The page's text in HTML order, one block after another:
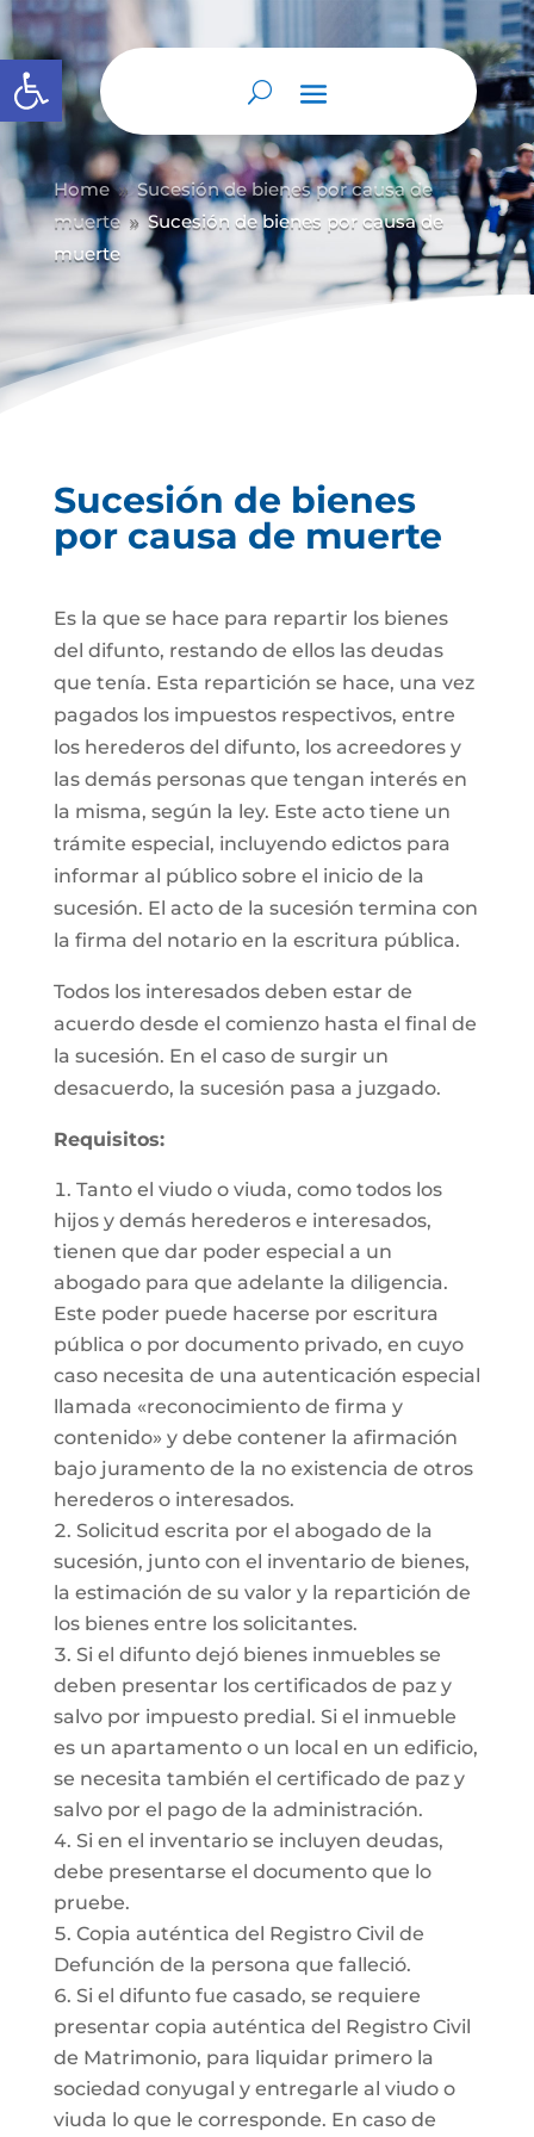
Abrir barra de herramientas
Home 9 Sucesión de bienes por causa de
muerte 9 Sucesión de bienes por causa de
muerte
Sucesión de bienes
por causa de muerte
Es la que se hace para repartir los bienes
del difunto, restando de ellos las deudas
que tenía. Esta repartición se hace, una vez
pagados los impuestos respectivos, entre
los herederos del difunto, los acreedores y
las demás personas que tengan interés en
la misma, según la ley. Este acto tiene un
trámite especial, incluyendo edictos para
informar al público sobre el inicio de la
sucesión. El acto de la sucesión termina con
la firma del notario en la escritura pública.
Todos los interesados deben estar de
acuerdo desde el comienzo hasta el final de
la sucesión. En el caso de surgir un
desacuerdo, la sucesión pasa a juzgado.
Requisitos:
Tanto el viudo o viuda, como todos los
hijos y demás herederos e interesados,
tienen que dar poder especial a un
abogado para que adelante la diligencia.
Este poder puede hacerse por escritura
pública o por documento privado, en cuyo
caso necesita de una autenticación especial
llamada «reconocimiento de firma y
contenido» y debe contener la afirmación
bajo juramento de la no existencia de otros
herederos o interesados.
Solicitud escrita por el abogado de la
sucesión, junto con el inventario de bienes,
la estimación de su valor y la repartición de
los bienes entre los solicitantes.
Si el difunto dejó bienes inmuebles se
deben presentar los certificados de paz y
salvo por impuesto predial. Si el inmueble
es un apartamento o un local en un edificio,
se necesita también el certificado de paz y
salvo por el pago de la administración.
Si en el inventario se incluyen deudas,
debe presentarse el documento que lo
pruebe.
Copia auténtica del Registro Civil de
Defunción de la persona que falleció.
Si el difunto fue casado, se requiere
presentar copia auténtica del Registro Civil
de Matrimonio, para liquidar primero la
sociedad conyugal y entregarle al viudo o
viuda lo que le corresponde. En caso de